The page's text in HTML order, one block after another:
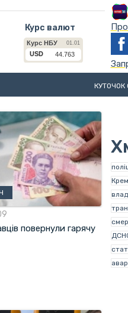
Курс валют
КУТОЧОК
повернули гарячу